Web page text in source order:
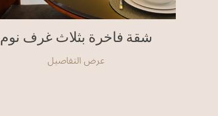
شقة فاخرة بثلاث غرف نوم
عرض التفاصيل